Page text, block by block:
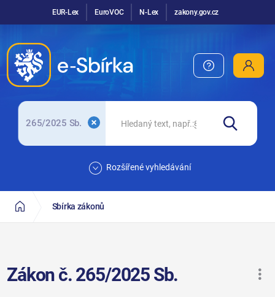
EUR-Lex EuroVOC N-Lex zakony.gov.cz
265/2025 Sb.
Rozšířené vyhledávání
Sbírka zákonů
Zákon č. 265/2025 Sb.